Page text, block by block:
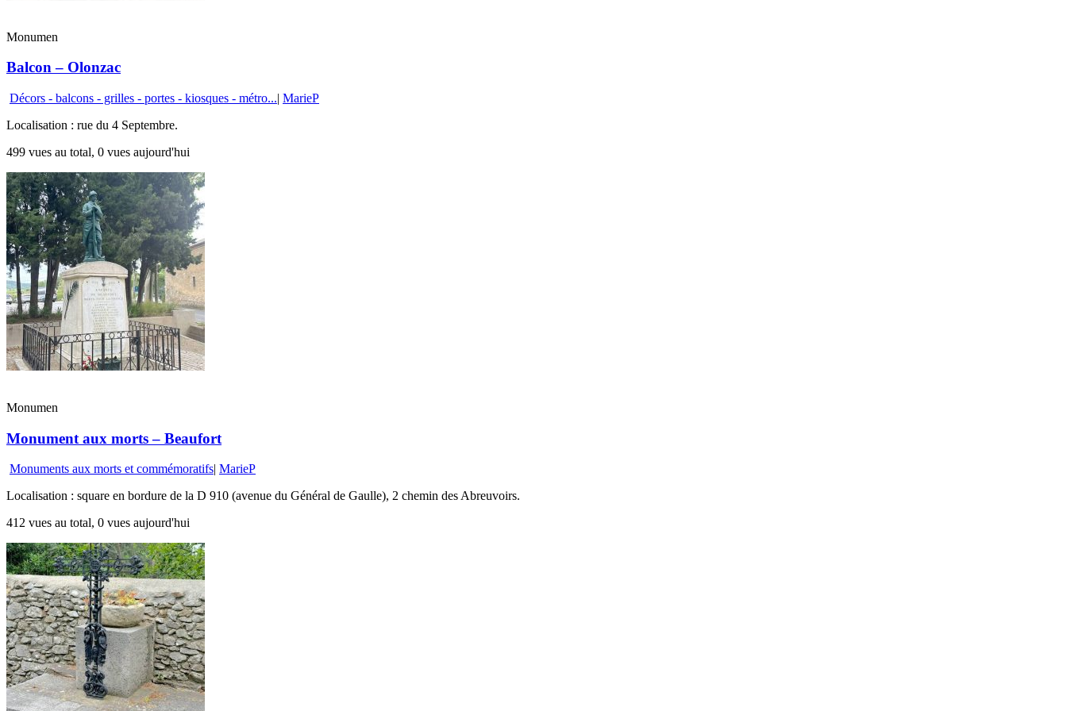
Monumen
Balcon – Olonzac
Décors - balcons - grilles - portes - kiosques - métro...| MarieP
Localisation : rue du 4 Septembre.
499 vues au total, 0 vues aujourd'hui
Monumen
Monument aux morts – Beaufort
Monuments aux morts et commémoratifs| MarieP
Localisation : square en bordure de la D 910 (avenue du Général de Gaulle), 2 chemin des Abreuvoirs.
412 vues au total, 0 vues aujourd'hui